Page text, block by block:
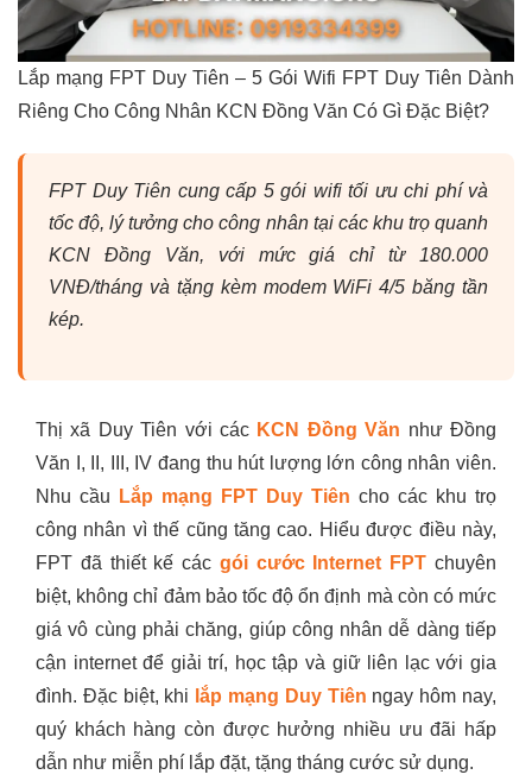
Lắp mạng FPT Duy Tiên – 5 Gói Wifi FPT Duy Tiên Dành
Riêng Cho Công Nhân KCN Đồng Văn Có Gì Đặc Biệt?
FPT Duy Tiên cung cấp 5 gói wifi tối ưu chi phí và
tốc độ, lý tưởng cho công nhân tại các khu trọ quanh
KCN Đồng Văn, với mức giá chỉ từ 180.000
VNĐ/tháng và tặng kèm modem WiFi 4/5 băng tần
kép.
Thị xã Duy Tiên với các KCN Đồng Văn như Đồng
Văn I, II, III, IV đang thu hút lượng lớn công nhân viên.
Nhu cầu
Lắp mạng FPT Duy Tiên cho các khu trọ
công nhân vì thế cũng tăng cao. Hiểu được điều này,
FPT đã thiết kế các gói cước Internet FPT chuyên
biệt, không chỉ đảm bảo tốc độ ổn định mà còn có mức
giá vô cùng phải chăng, giúp công nhân dễ dàng tiếp
cận internet để giải trí, học tập và giữ liên lạc với gia
đình. Đặc biệt, khi lắp mạng Duy Tiên ngay hôm nay,
quý khách hàng còn được hưởng nhiều ưu đãi hấp
dẫn như miễn phí lắp đặt, tặng tháng cước sử dụng.